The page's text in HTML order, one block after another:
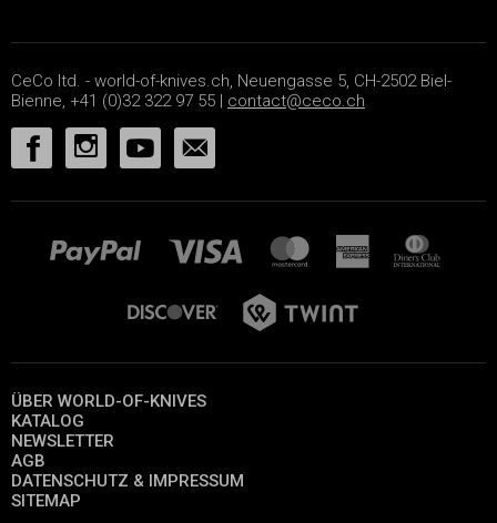
CeCo ltd. - world-of-knives.ch, Neuengasse 5, CH-2502 Biel-
Bienne, +41 (0)32 322 97 55 | contact@ceco.ch
ÜBER WORLD-OF-KNIVES
KATALOG
NEWSLETTER
AGB
DATENSCHUTZ & IMPRESSUM
SITEMAP